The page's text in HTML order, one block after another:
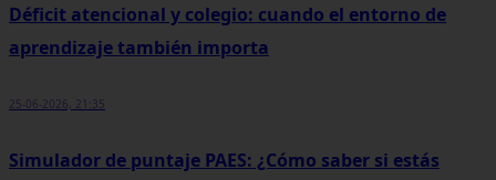
Déficit atencional y colegio: cuando el entorno de
aprendizaje también importa
25-06-2026, 21:35
Simulador de puntaje PAES: ¿Cómo saber si estás